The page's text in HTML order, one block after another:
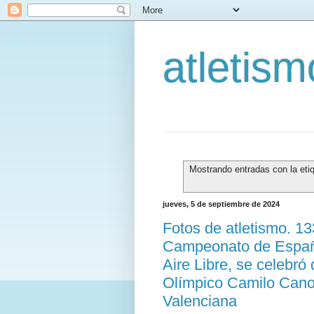
Mostrando entradas con la
jueves, 5 de septiembre de 2024
Fotos de atletismo.
Campeonato de
Aire Libre, se celebró
Olímpico Camilo
Valenciana